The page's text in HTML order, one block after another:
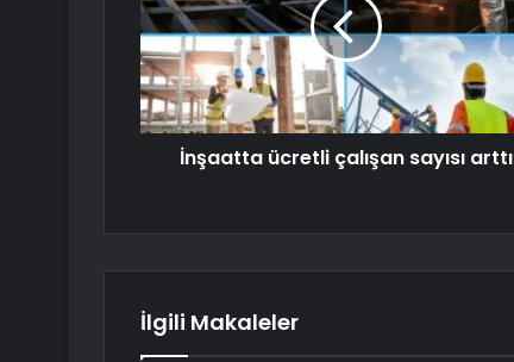
İnşaatta ücretli çalışan sayısı arttı
İlgili Makaleler